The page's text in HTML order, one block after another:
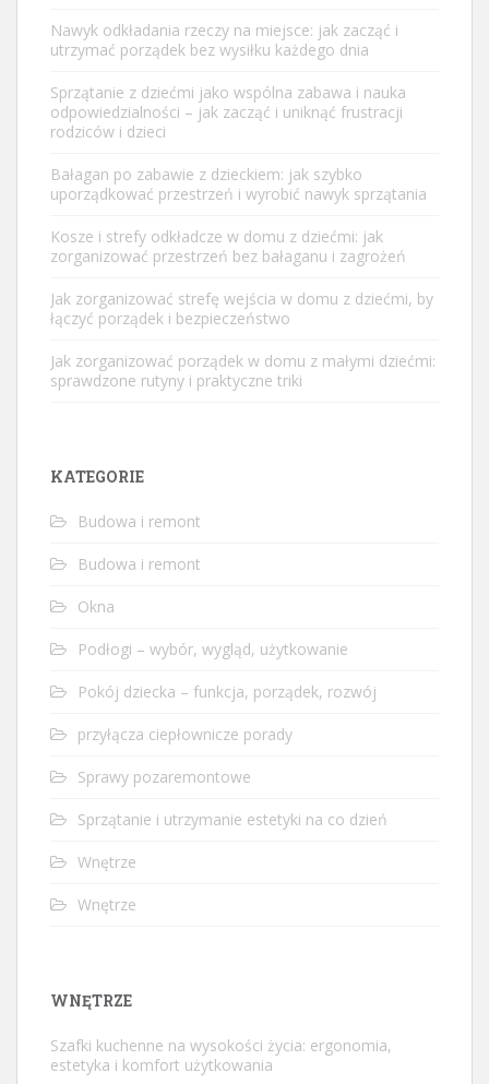
Nawyk odkładania rzeczy na miejsce: jak zacząć i
utrzymać porządek bez wysiłku każdego dnia
Sprzątanie z dziećmi jako wspólna zabawa i nauka
odpowiedzialności – jak zacząć i uniknąć frustracji
rodziców i dzieci
Bałagan po zabawie z dzieckiem: jak szybko
uporządkować przestrzeń i wyrobić nawyk sprzątania
Kosze i strefy odkładcze w domu z dziećmi: jak
zorganizować przestrzeń bez bałaganu i zagrożeń
Jak zorganizować strefę wejścia w domu z dziećmi, by
łączyć porządek i bezpieczeństwo
Jak zorganizować porządek w domu z małymi dziećmi:
sprawdzone rutyny i praktyczne triki
KATEGORIE
Budowa i remont
Budowa i remont
Okna
Podłogi – wybór, wygląd, użytkowanie
Pokój dziecka – funkcja, porządek, rozwój
przyłącza ciepłownicze porady
Sprawy pozaremontowe
Sprzątanie i utrzymanie estetyki na co dzień
Wnętrze
Wnętrze
WNĘTRZE
Szafki kuchenne na wysokości życia: ergonomia,
estetyka i komfort użytkowania